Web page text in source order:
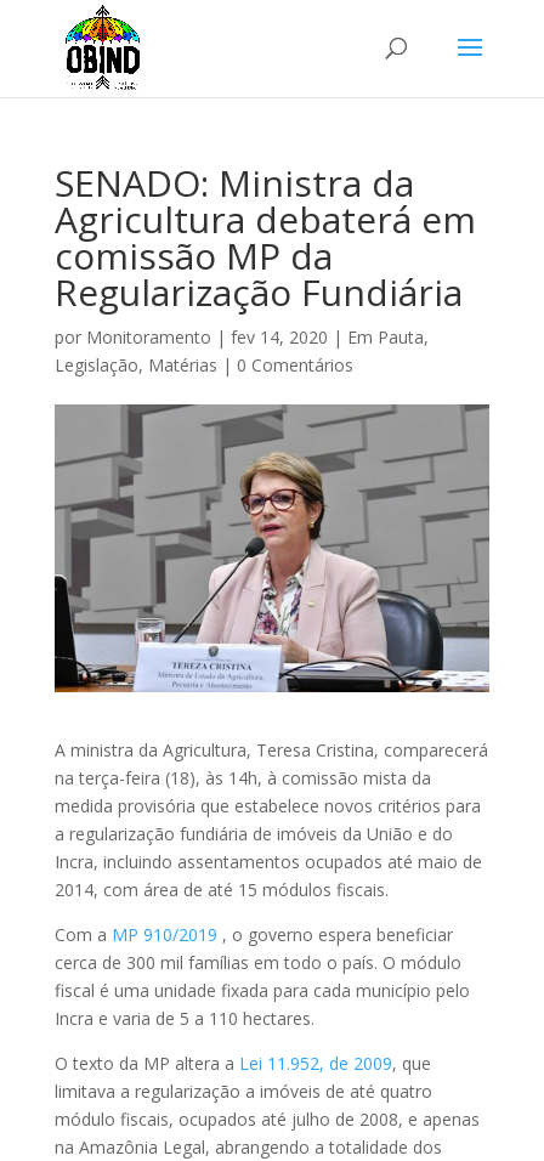
SENADO: Ministra da
Agricultura debaterá em
comissão MP da
Regularização Fundiária
por Monitoramento | fev 14, 2020 | Em Pauta,
Legislação, Matérias | 0 Comentários
A ministra da Agricultura, Teresa Cristina, comparecerá
na terça-feira (18), às 14h, à comissão mista da
medida provisória que estabelece novos critérios para
a regularização fundiária de imóveis da União e do
Incra, incluindo assentamentos ocupados até maio de
2014, com área de até 15 módulos fiscais.
Com a MP 910/2019 , o governo espera beneficiar
cerca de 300 mil famílias em todo o país. O módulo
fiscal é uma unidade fixada para cada município pelo
Incra e varia de 5 a 110 hectares.
O texto da MP altera a Lei 11.952, de 2009, que
limitava a regularização a imóveis de até quatro
módulo fiscais, ocupados até julho de 2008, e apenas
na Amazônia Legal, abrangendo a totalidade dos